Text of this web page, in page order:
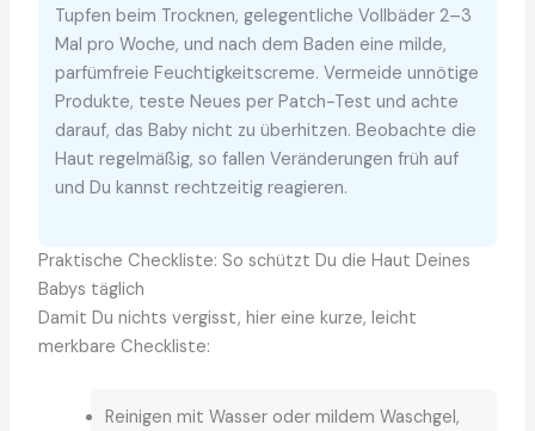
Tupfen beim Trocknen, gelegentliche Vollbäder 2–3
Mal pro Woche, und nach dem Baden eine milde,
parfümfreie Feuchtigkeitscreme. Vermeide unnötige
Produkte, teste Neues per Patch-Test und achte
darauf, das Baby nicht zu überhitzen. Beobachte die
Haut regelmäßig, so fallen Veränderungen früh auf
und Du kannst rechtzeitig reagieren.
Praktische Checkliste: So schützt Du die Haut Deines
Babys täglich
Damit Du nichts vergisst, hier eine kurze, leicht
merkbare Checkliste:
Reinigen mit Wasser oder mildem Waschgel,